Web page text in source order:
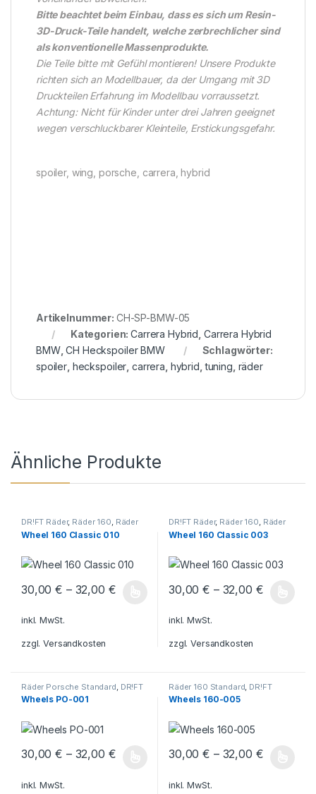
Bitte beachtet beim Einbau, dass es sich um Resin-
3D-Druck-Teile handelt, welche zerbrechlicher sind
als konventionelle Massenprodukte.
Die Teile bitte mit Gefühl montieren! Unsere Produkte
richten sich an Modellbauer, da der Umgang mit 3D
Druckteilen Erfahrung im Modellbau vorraussetzt.
Achtung: Nicht für Kinder unter drei Jahren geeignet
wegen verschluckbarer Kleinteile, Erstickungsgefahr.
spoiler, wing, porsche, carrera, hybrid
Artikelnummer: CH-SP-BMW-05
Kategorien:Carrera Hybrid Carrera Hybrid
BMW,CH Heckspoiler BMW
Schlagwörter:
spoiler heckspoiler carrera hybrid ,tuning räder
Ähnliche Produkte
DR!FT Räder, Räder 160 Räder
Classic Line
Wheel 160 Classic 010
30,00€ – 32,00 €
Dieses Produkt weist mehrere Varianten auf. Die Optionen
inkl. MwSt.
zzgl.Versandkosten
DR!FT Räder, Räder 160 Räder
Classic Line
Wheel 160 Classic 003
30,00€ – 32,00 €
Dieses Produkt weist mehrere
inkl. MwSt.
zzgl.Versandkosten
Räder Porsche Standard DR!FT
Räder ,Räder Porsche
Wheels PO-001
30,00€ – 32,00 €
inkl. MwSt.
Räder 160 Standard DR!FT
Räder ,Räder 160
Wheels 160-005
30,00€ – 32,00 €
inkl. MwSt.